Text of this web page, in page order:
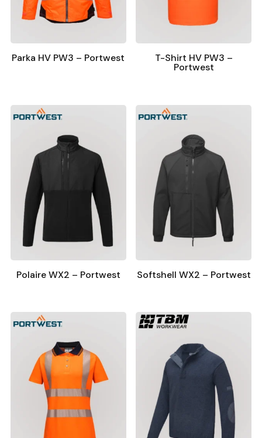
Parka HV PW3 – Portwest T-Shirt HV PW3 –
Portwest
Polaire WX2 – Portwest Softshell WX2 – Portwest